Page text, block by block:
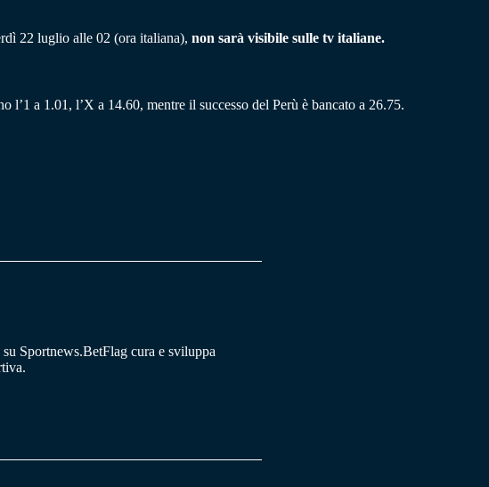
22 luglio alle 02 (ora italiana), non sarà visibile sulle tv italiane.
l’1 a 1.01, l’X a 14.60, mentre il successo del Perù è bancato a 26.75.
Sportnews.BetFlag cura e sviluppa